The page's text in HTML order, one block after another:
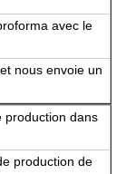
avec le
nous envoie un
production dans
production de